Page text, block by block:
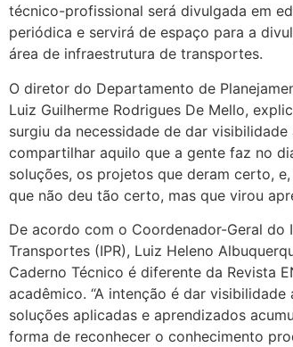
técnico-profissional será divulgada em
periódica e servirá de espaço para a
área de infraestrutura de transportes.
O diretor do Departamento de
Luiz Guilherme Rodrigues De Mello,
surgiu da necessidade de dar visibilidade
compartilhar aquilo que a gente faz no
soluções, os projetos que deram certo,
que não deu tão certo, mas que virou
De acordo com o Coordenador-Geral do
Transportes (IPR), Luiz Heleno
Caderno Técnico é diferente da Revista
acadêmico. “A intenção é dar
soluções aplicadas e aprendizados
forma de reconhecer o conhecimento